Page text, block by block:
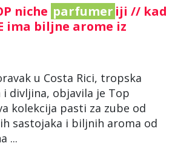
niche parfumer iji // kad
ima biljne arome iz
u Costa Rici, tropska
i divljina, objavila je Top
kolekcija pasti za zube od
sastojaka i biljnih aroma od
...